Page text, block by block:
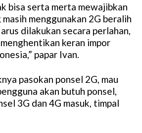
M
u
t
e
bisa serta merta mewajibkan
menggunakan 2G beralih
dilakukan secara perlahan,
keran impor
papar Ivan.
pasokan ponsel 2G, mau
akan butuh ponsel,
3G dan 4G masuk, timpal